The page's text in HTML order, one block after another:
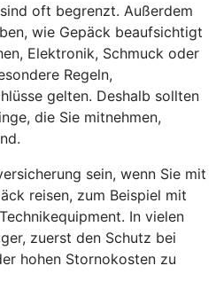
oft begrenzt. Außerdem
wie Gepäck beaufsichtigt
Elektronik, Schmuck oder
Regeln,
gelten. Deshalb sollten
die Sie mitnehmen,
sein, wenn Sie mit
reisen, zum Beispiel mit
In vielen
zuerst den Schutz bei
hohen Stornokosten zu